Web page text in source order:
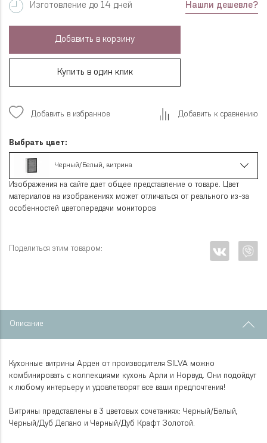
Изготовление до 14 дней Нашли дешевле?
Добавить в корзину
Купить в один клик
Добавить в избранное Добавить к сравнению
Выбрать цвет:
Черный/Белый, витрина
Изображения на сайте дает общее представление о товаре. Цвет
материалов на изображениях может отличаться от реального из-за
особенностей цветопередачи мониторов
Поделиться этим товаром:
Описание
Кухонные витрины Арден от производителя SILVA можно
комбинировать с коллекциями кухонь Арли и Норвуд. Они подойдут
к любому интерьеру и удовлетворят все ваши предпочтения!
Витрины представлены в 3 цветовых сочетаниях: Черный/Белый,
Черный/Дуб Делано и Черный/Дуб Крафт Золотой.